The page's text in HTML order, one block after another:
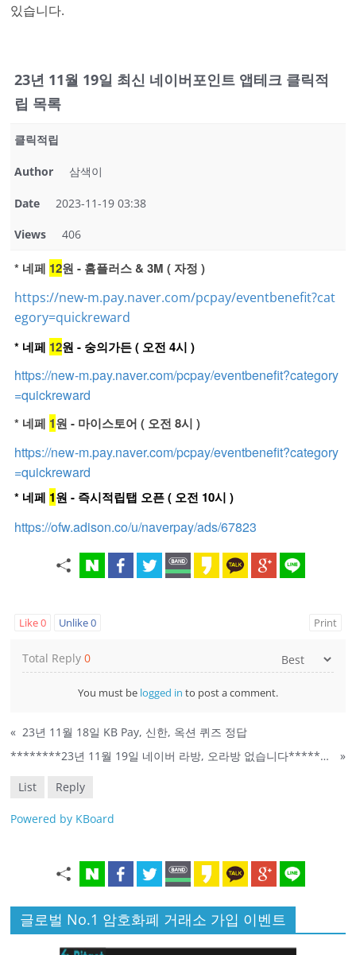
있습니다.
23년 11월 19일 최신 네이버포인트 앱테크 클릭적
립 목록
클릭적립
Author 삼색이
Date 2023-11-19 03:38
Views 406
* 네페 12원 - 홈플러스 & 3M ( 자정 )
https://new-m.pay.naver.com/pcpay/eventbenefit?cat
egory=quickreward
* 네페 12원 - 숭의가든 ( 오전 4시 )
https://new-m.pay.naver.com/pcpay/eventbenefit?category
=quickreward
* 네페 1원 - 마이스토어 ( 오전 8시 )
https://new-m.pay.naver.com/pcpay/eventbenefit?category
=quickreward
* 네페 1원 - 즉시적립탭 오픈 ( 오전 10시 )
https://ofw.adison.co/u/naverpay/ads/67823
Like0 Unlike0 Print
Total Reply0
You must be logged in to post a comment.
« 23년 11월 18일 KB Pay, 신한, 옥션 퀴즈 정답
********23년 11월 19일 네이버 라방, 오라방 없습니다********
»
List Reply
Powered by KBoard
글로벌 No.1 암호화폐 거래소 가입 이벤트